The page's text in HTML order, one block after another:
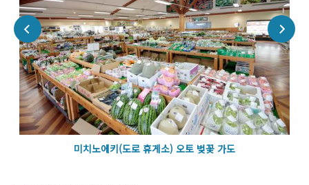
미치노에키(도로 휴게소) 오토 벚꽃 가도